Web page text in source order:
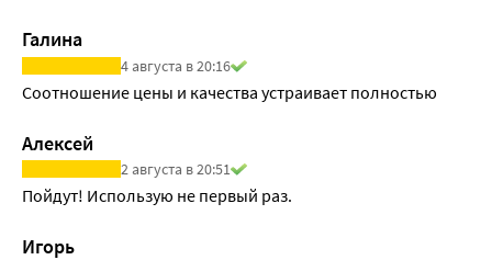
Галина
4 августа в 20:16
Соотношение цены и качества устраивает полностью
Алексей
2 августа в 20:51
Пойдут! Использую не первый раз.
Игорь